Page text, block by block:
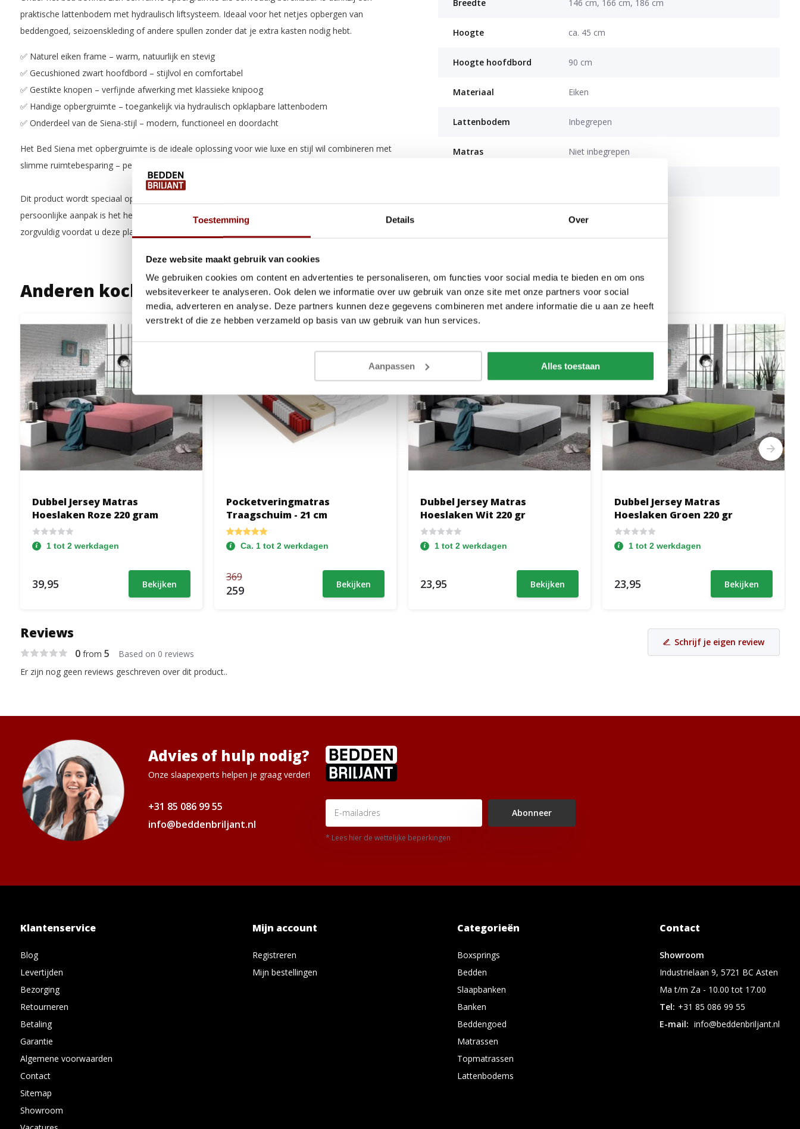
Toestemming Details Over
Deze website maakt gebruik van cookies
We gebruiken cookies om content en advertenties te personaliseren, om functies voor social media te bieden en om ons
websiteverkeer te analyseren. Ook delen we informatie over uw gebruik van onze site met onze partners voor social
media, adverteren en analyse. Deze partners kunnen deze gegevens combineren met andere informatie die u aan ze heeft
verstrekt of die ze hebben verzameld op basis van uw gebruik van hun services.
Aanpassen Alles toestaan
praktische lattenbodem met hydraulisch liftsysteem. Ideaal voor het netjes opbergen van
beddengoed, seizoenskleding of andere spullen zonder dat je extra kasten nodig hebt.
✅ Naturel eiken frame – warm, natuurlijk en stevig
✅ Gecushioned zwart hoofdbord – stijlvol en comfortabel
✅ Gestikte knopen – verfijnde afwerking met klassieke knipoog
✅ Handige opbergruimte – toegankelijk via hydraulisch opklapbare lattenbodem
✅ Onderdeel van de Siena-stijl – modern, functioneel en doordacht
Het Bed Siena met opbergruimte is de ideale oplossing voor wie luxe en stijl wil combineren met
slimme ruimtebesparing – perfect voor een strakke en georganiseerde slaapkamer.
Dit product wordt speciaal op maat gemaakt volgens de wensen van de klant. Door deze
persoonlijke aanpak is het herroepingsrecht niet van toepassing. Controleer uw bestelling
zorgvuldig voordat u deze plaatst. Meer informatie vindt u in onze
Breedte 146 cm, 166 cm, 186 cm
Hoogte ca. 45 cm
Hoogte hoofdbord 90 cm
Materiaal Eiken
Lattenbodem Inbegrepen
Matras Niet inbegrepen
Anderen kochten ook
Dubbel Jersey Matras
Hoeslaken Roze 220 gram
1 tot 2 werkdagen
39,95 Bekijken
Pocketveringmatras
Traagschuim - 21 cm
Ca. 1 tot 2 werkdagen
369
259 Bekijken
Dubbel Jersey Matras
Hoeslaken Wit 220 gr
1 tot 2 werkdagen
23,95 Bekijken
Dubbel Jersey Matras
Hoeslaken Groen 220 gr
1 tot 2 werkdagen
23,95 Bekijken
Reviews
0from 5 Based on 0 reviews
Schrijf je eigen review
Er zijn nog geen reviews geschreven over dit product..
Advies of hulp nodig?
Onze slaapexperts helpen je graag verder!
+31 85 086 99 55
info@beddenbriljant.nl
Abonneer
* Lees hier de wettelijke beperkingen
Klantenservice
Blog
Levertijden
Bezorging
Retourneren
Betaling
Garantie
Algemene voorwaarden
Contact
Sitemap
Showroom
Mijn account
Registreren
Mijn bestellingen
Categorieën
Boxsprings
Bedden
Slaapbanken
Banken
Beddengoed
Matrassen
Topmatrassen
Lattenbodems
Contact
Showroom
Industrielaan 9, 5721 BC Asten
Ma t/m Za - 10.00 tot 17.00
Tel: +31 85 086 99 55
E-mail: info@beddenbriljant.nl